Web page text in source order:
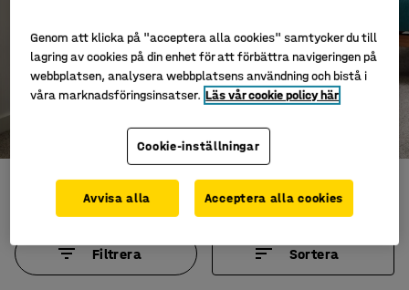
NOMAD skrivbord
Filtrera Sortera
Genom att klicka på "acceptera alla cookies" samtycker du till
lagring av cookies på din enhet för att förbättra navigeringen på
webbplatsen, analysera webbplatsens användning och bistå i
våra marknadsföringsinsatser. Läs vår cookie policy här
Cookie-inställningar
Avvisa alla Acceptera alla cookies